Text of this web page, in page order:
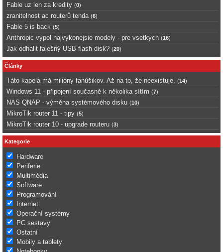
Fable uz len za kredity (0)
zranitelnost ac routerů tenda (6)
Fable 5 is back (5)
Anthropic vypol najvykonejsie modely - pre vsetkych (16)
Jak odhalit falešný USB flash disk? (20)
Články
Táto kapela má milióny fanúšikov. Až na to, že neexistuje. (14)
Windows 11 - připojení současně k několika sítím (7)
NAS QNAP - výměna systémového disku (10)
MikroTik router 11 - tipy (5)
MikroTik router 10 - upgrade routeru (3)
Kategorie
Hardware
Periferie
Multimédia
Software
Programování
Internet
Operační systémy
PC sestavy
Ostatní
Mobily a tablety